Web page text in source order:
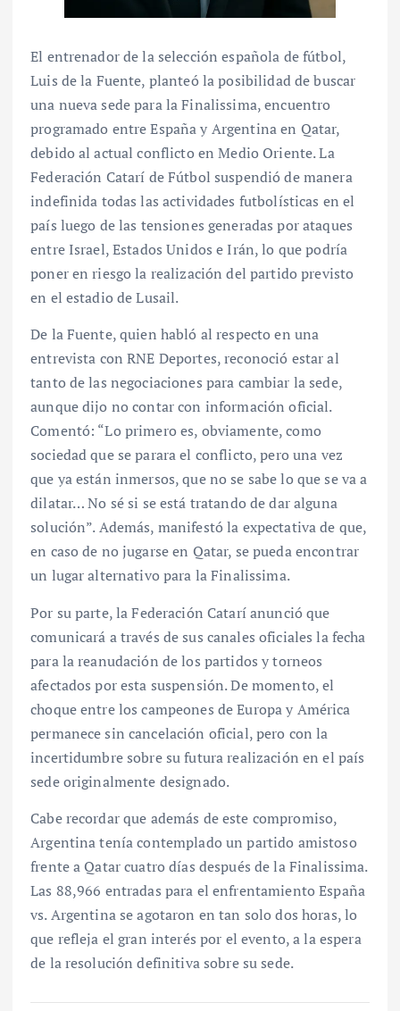
El entrenador de la selección española de fútbol,
Luis de la Fuente, planteó la posibilidad de buscar
una nueva sede para la Finalissima, encuentro
programado entre España y Argentina en Qatar,
debido al actual conflicto en Medio Oriente. La
Federación Catarí de Fútbol suspendió de manera
indefinida todas las actividades futbolísticas en el
país luego de las tensiones generadas por ataques
entre Israel, Estados Unidos e Irán, lo que podría
poner en riesgo la realización del partido previsto
en el estadio de Lusail.
De la Fuente, quien habló al respecto en una
entrevista con RNE Deportes, reconoció estar al
tanto de las negociaciones para cambiar la sede,
aunque dijo no contar con información oficial.
Comentó: “Lo primero es, obviamente, como
sociedad que se parara el conflicto, pero una vez
que ya están inmersos, que no se sabe lo que se va a
dilatar… No sé si se está tratando de dar alguna
solución”. Además, manifestó la expectativa de que,
en caso de no jugarse en Qatar, se pueda encontrar
un lugar alternativo para la Finalissima.
Por su parte, la Federación Catarí anunció que
comunicará a través de sus canales oficiales la fecha
para la reanudación de los partidos y torneos
afectados por esta suspensión. De momento, el
choque entre los campeones de Europa y América
permanece sin cancelación oficial, pero con la
incertidumbre sobre su futura realización en el país
sede originalmente designado.
Cabe recordar que además de este compromiso,
Argentina tenía contemplado un partido amistoso
frente a Qatar cuatro días después de la Finalissima.
Las 88,966 entradas para el enfrentamiento España
vs. Argentina se agotaron en tan solo dos horas, lo
que refleja el gran interés por el evento, a la espera
de la resolución definitiva sobre su sede.